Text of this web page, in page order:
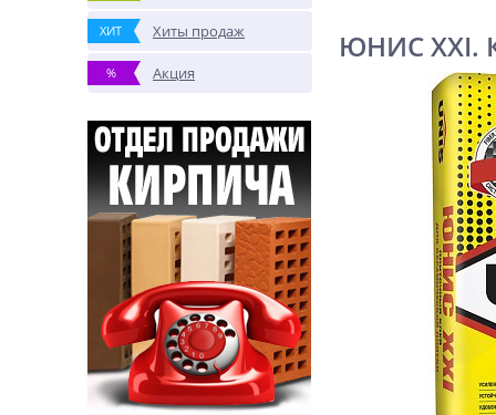
ХИТ Хиты продаж
% Акция
ЮНИС XXI.